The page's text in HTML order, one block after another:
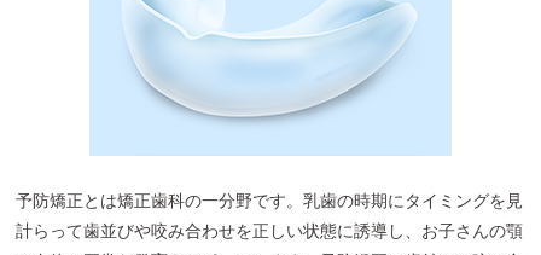
予防矯正とは矯正歯科の一分野です。乳歯の時期にタイミングを見
計らって歯並びや咬み合わせを正しい状態に誘導し、お子さんの顎